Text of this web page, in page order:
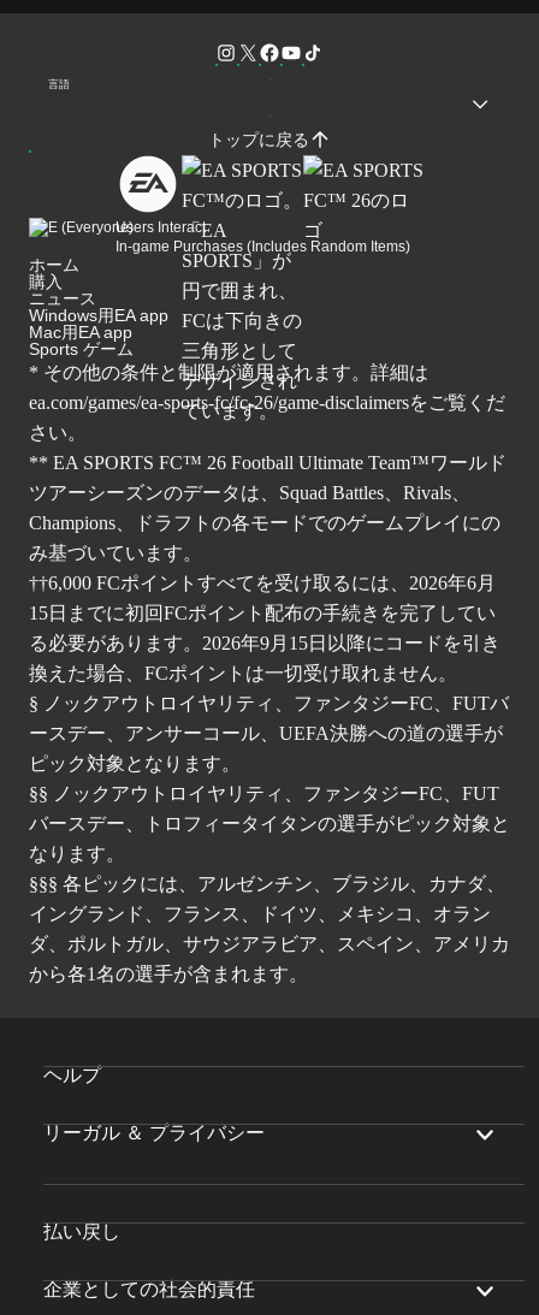
言語
トップに戻る
Users Interact
In-game Purchases (Includes Random Items)
ホーム
購入
ニュース
Windows用EA app
Mac用EA app
Sports ゲーム
* その他の条件と制限が適用されます。詳細は
ea.com/games/ea-sports-fc/fc-26/game-disclaimersをご覧くだ
さい。
** EA SPORTS FC™ 26 Football Ultimate Team™ワールド
ツアーシーズンのデータは、Squad Battles、Rivals、
Champions、ドラフトの各モードでのゲームプレイにの
み基づいています。
††6,000 FCポイントすべてを受け取るには、2026年6月
15日までに初回FCポイント配布の手続きを完了してい
る必要があります。2026年9月15日以降にコードを引き
換えた場合、FCポイントは一切受け取れません。
§ ノックアウトロイヤリティ、ファンタジーFC、FUTバ
ースデー、アンサーコール、UEFA決勝への道の選手が
ピック対象となります。
§§ ノックアウトロイヤリティ、ファンタジーFC、FUT
バースデー、トロフィータイタンの選手がピック対象と
なります。
§§§ 各ピックには、アルゼンチン、ブラジル、カナダ、
イングランド、フランス、ドイツ、メキシコ、オラン
ダ、ポルトガル、サウジアラビア、スペイン、アメリカ
から各1名の選手が含まれます。
ヘルプ
リーガル ＆ プライバシー
払い戻し
企業としての社会的責任